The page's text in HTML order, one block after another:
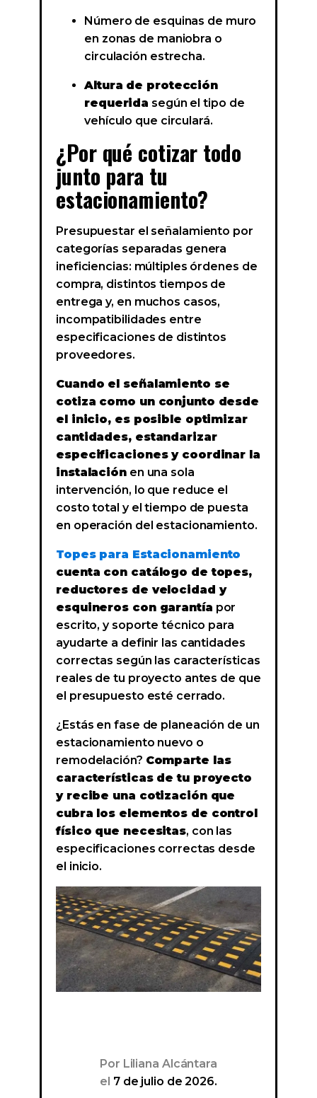
Número de esquinas de muro
en zonas de maniobra o
circulación estrecha.
Altura de protección
requerida según el tipo de
vehículo que circulará.
¿Por qué cotizar todo
junto para tu
estacionamiento?
Presupuestar el señalamiento por
categorías separadas genera
ineficiencias: múltiples órdenes de
compra, distintos tiempos de
entrega y, en muchos casos,
incompatibilidades entre
especificaciones de distintos
proveedores.
Cuando el señalamiento se
cotiza como un conjunto desde
el inicio, es posible optimizar
cantidades, estandarizar
especificaciones y coordinar la
instalaciónen una sola
intervención, lo que reduce el
costo total y el tiempo de puesta
en operación del estacionamiento.
Topes para Estacionamiento
cuenta con catálogo de topes,
reductores de velocidad y
esquineros con garantía por
escrito, y soporte técnico para
ayudarte a definir las cantidades
correctas según las características
reales de tu proyecto antes de que
el presupuesto esté cerrado.
¿Estás en fase de planeación de un
estacionamiento nuevo o
remodelación? Comparte las
características de tu proyecto
y recibe una cotización que
cubra los elementos de control
físico que necesitas, con las
especificaciones correctas desde
el inicio.
Por Liliana Alcántara
el 7 de julio de 2026.